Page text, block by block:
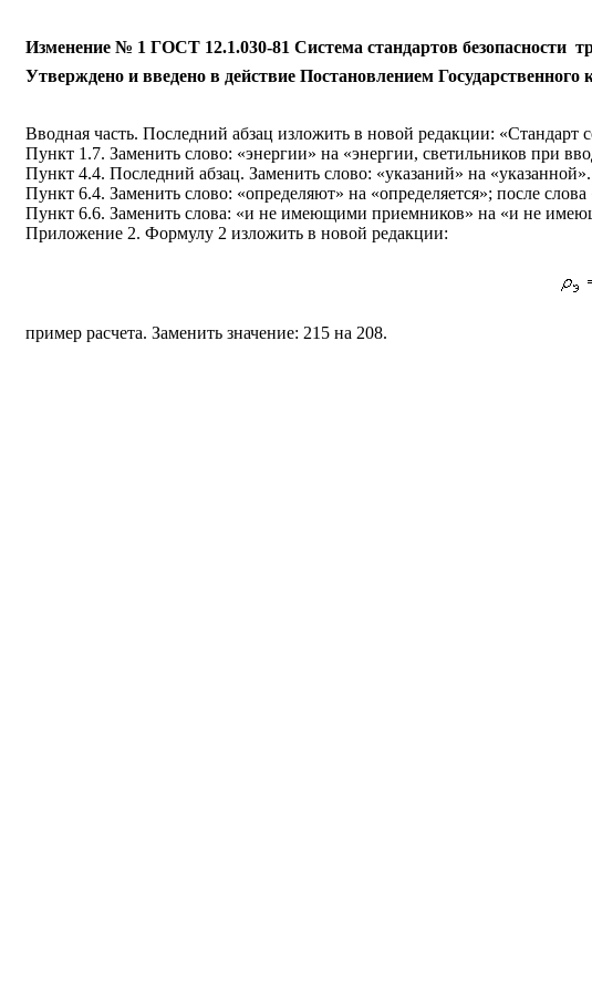
Изменение № 1 ГОСТ 12.1.030-81 Система стандартов безопасности
Утверждено и введено в действие Постановлением
Вводная часть. Последний абзац изложить в новой редакции: «Стандарт
Пункт 1.7. Заменить слово: «энергии» на «энергии, светильников при
Пункт 4.4. Последний абзац. Заменить слово: «указаний» на «указанной».
Пункт 6.4. Заменить слово: «определяют» на «определяется»; после
Пункт 6.6. Заменить слова: «и не имеющими приемников» на «и не
Приложение 2. Формулу 2 изложить в новой редакции:
пример расчета. Заменить значение: 215 на 208.